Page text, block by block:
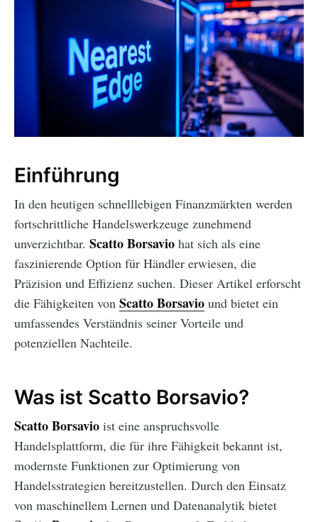
Einführung
In den heutigen schnelllebigen Finanzmärkten werden
fortschrittliche Handelswerkzeuge zunehmend
unverzichtbar. Scatto Borsavio hat sich als eine
faszinierende Option für Händler erwiesen, die
Präzision und Effizienz suchen. Dieser Artikel erforscht
die Fähigkeiten von Scatto Borsavio und bietet ein
umfassendes Verständnis seiner Vorteile und
potenziellen Nachteile.
Was ist Scatto Borsavio?
Scatto Borsavio ist eine anspruchsvolle
Handelsplattform, die für ihre Fähigkeit bekannt ist,
modernste Funktionen zur Optimierung von
Handelsstrategien bereitzustellen. Durch den Einsatz
von maschinellem Lernen und Datenanalytik bietet